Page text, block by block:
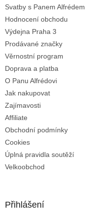
Svatby s Panem Alfrédem
Hodnocení obchodu
Výdejna Praha 3
Prodávané značky
Věrnostní program
Doprava a platba
O Panu Alfrédovi
Jak nakupovat
Zajímavosti
Affiliate
Obchodní podmínky
Cookies
Úplná pravidla soutěží
Velkoobchod
Přihlášení